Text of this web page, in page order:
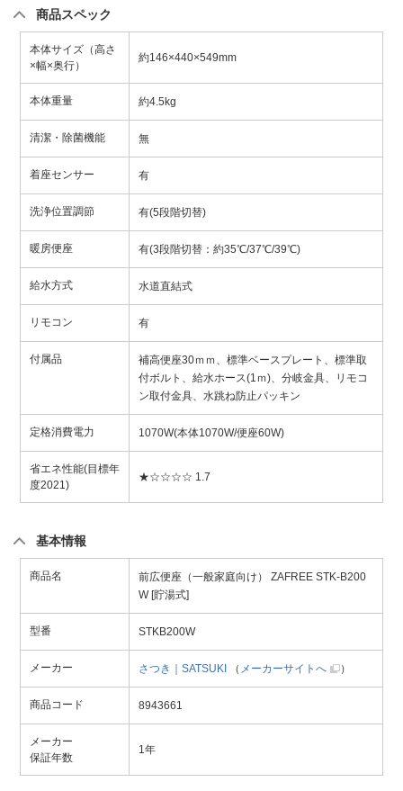
商品スペック
本体サイズ（高さ
×幅×奥行）
約146×440×549mm
本体重量 約4.5kg
清潔・除菌機能 無
着座センサー 有
洗浄位置調節 有(5段階切替)
暖房便座 有(3段階切替：約35℃/37℃/39℃)
給水方式 水道直結式
リモコン 有
付属品
補高便座30ｍｍ、標準ベースプレート、標準取
付ボルト、給水ホース(1ｍ)、分岐金具、リモコ
ン取付金具、水跳ね防止パッキン
定格消費電力 1070W(本体1070W/便座60W)
省エネ性能(目標年
度2021)
★☆☆☆☆ 1.7
基本情報
商品名
前広便座（一般家庭向け） ZAFREE STK-B200
W [貯湯式]
型番 STKB200W
メーカー さつき｜SATSUKI （ メーカーサイトへ ）
商品コード 8943661
メーカー
保証年数
1年